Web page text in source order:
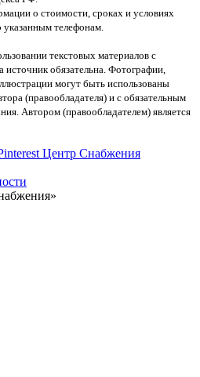
о стоимости, сроках и условиях
телефонам.
текстовых материалов с
источник обязательна. Фотографии,
могут быть использованы
(правообладателя) и с обязательным
Автором (правообладателем) является